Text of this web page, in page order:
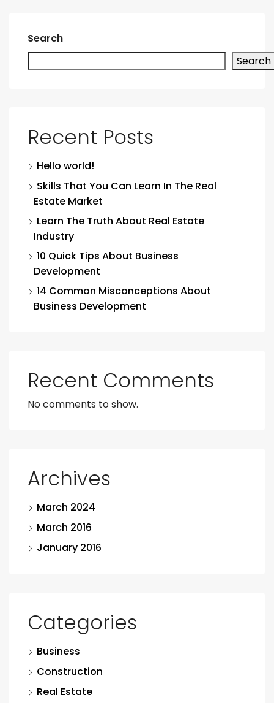
Search
Search
Recent Posts
Hello world!
Skills That You Can Learn In The Real
Estate Market
Learn The Truth About Real Estate
Industry
10 Quick Tips About Business
Development
14 Common Misconceptions About
Business Development
Recent Comments
No comments to show.
Archives
March 2024
March 2016
January 2016
Categories
Business
Construction
Real Estate